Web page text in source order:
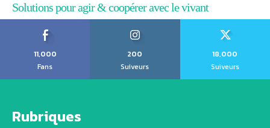
Solutions pour agir & coopérer avec le vivant
11,000
Fans
200
Suiveurs
18,000
Suiveurs
Rubriques